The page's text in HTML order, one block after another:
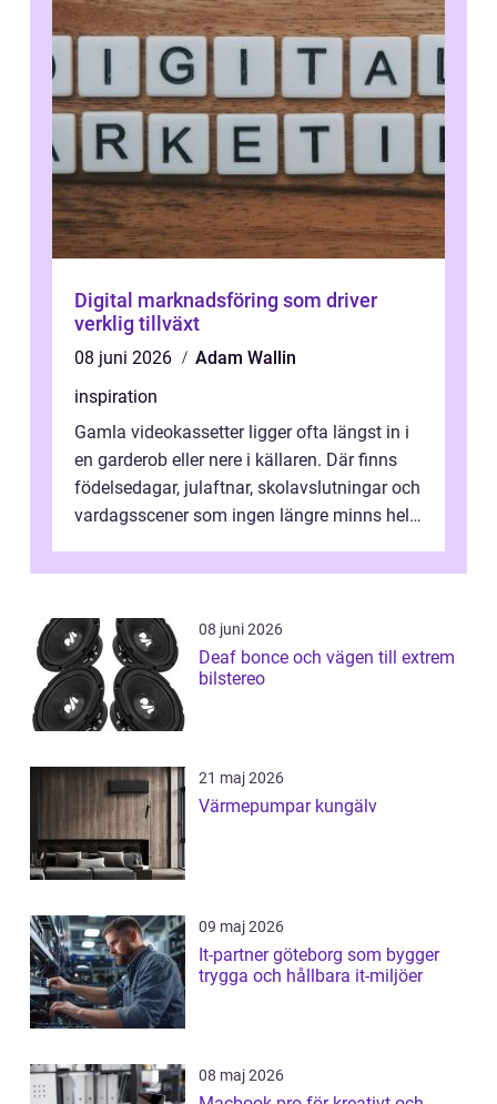
Digital marknadsföring som driver
verklig tillväxt
08 juni 2026
Adam Wallin
inspiration
Gamla videokassetter ligger ofta längst in i
en garderob eller nere i källaren. Där finns
födelsedagar, julaftnar, skolavslutningar och
vardagsscener som ingen längre minns helt.
08 juni 2026
Deaf bonce och vägen till extrem
bilstereo
21 maj 2026
Värmepumpar kungälv
09 maj 2026
It-partner göteborg som bygger
trygga och hållbara it-miljöer
08 maj 2026